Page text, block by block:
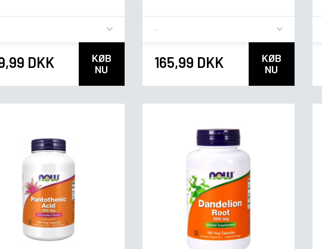
DKK
KØB
NU
165,99 DKK
KØB
NU